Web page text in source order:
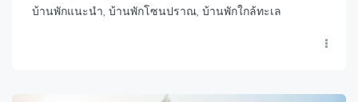
บ้านพักแนะนำ, บ้านพักโซนปราณ, บ้านพักใกล้ทะเล